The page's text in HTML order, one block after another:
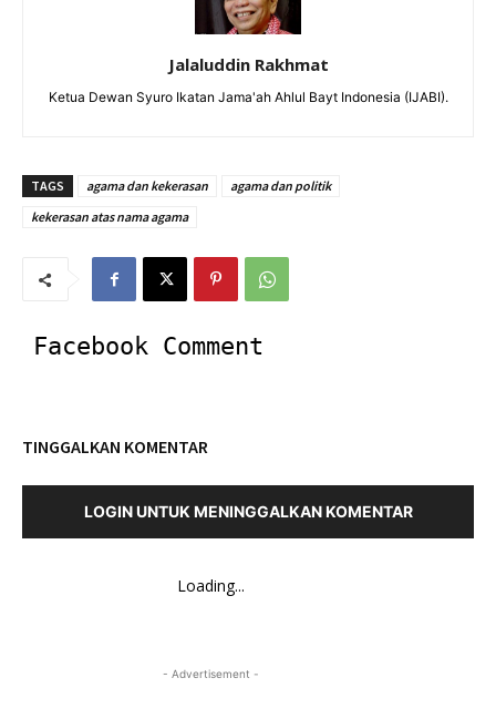
Jalaluddin Rakhmat
Ketua Dewan Syuro Ikatan Jama'ah Ahlul Bayt Indonesia (IJABI).
TAGS agama dan kekerasan
agama dan politik
kekerasan atas nama agama
Facebook Comment
TINGGALKAN KOMENTAR
LOGIN UNTUK MENINGGALKAN KOMENTAR
Loading...
- Advertisement -